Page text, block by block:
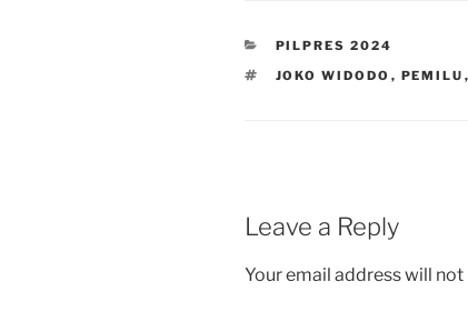
CATEGORIES
PILPRES 2024
TAGS
JOKO WIDODO , PEMILU ,
Leave a Reply
Your email address will